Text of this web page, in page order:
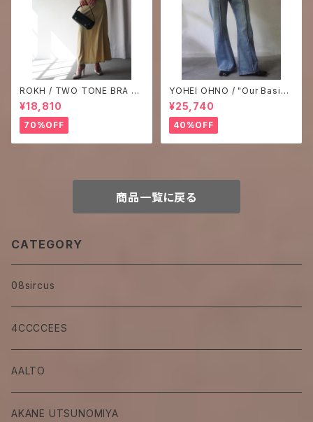
ROKH / TWO TONE BRA DE
TAILED JERSEY DRESS
¥18,810
70%OFF
YOHEI OHNO / "Our Basic"
Washed Denim
¥25,740
40%OFF
商品一覧に戻る
CATEGORY
08sircus
4CCCCEES
AALTO
AKANE UTSUNOMIYA